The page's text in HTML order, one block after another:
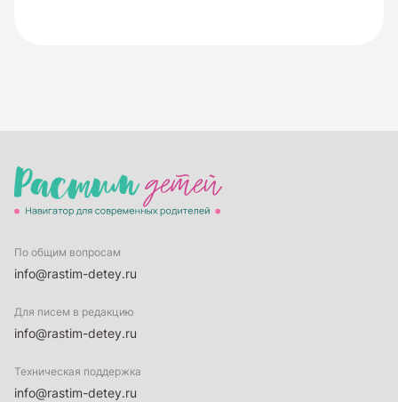
По общим вопросам
info@rastim-detey.ru
Для писем в редакцию
info@rastim-detey.ru
Техническая поддержка
info@rastim-detey.ru